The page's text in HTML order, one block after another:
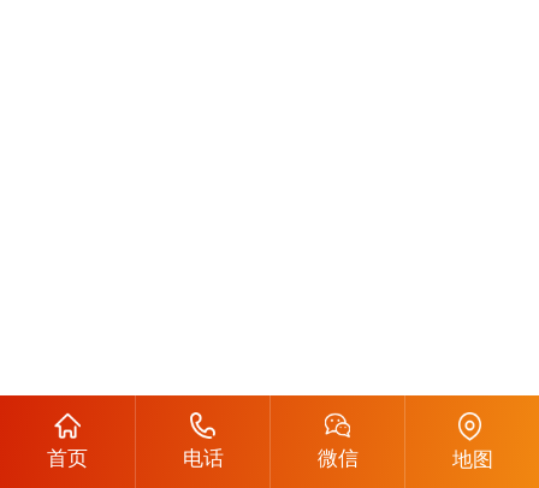
首页 电话 微信 地图